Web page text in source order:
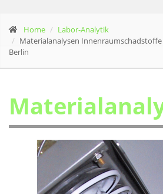
Home
Labor-Analytik
Materialanalysen Innenraumschadstoffe
Berlin